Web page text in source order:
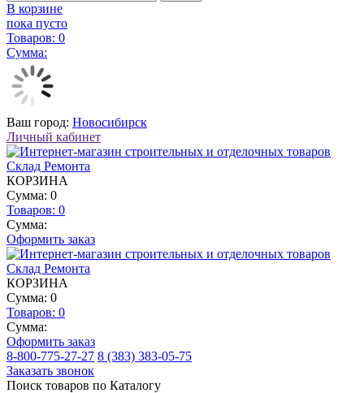
В корзине
пока пусто
Товаров: 0
Сумма:
Ваш город: Новосибирск
Личный кабинет
КОРЗИНА
Сумма: 0
Товаров: 0
Сумма:
Оформить заказ
КОРЗИНА
Сумма: 0
Товаров: 0
Сумма:
Оформить заказ
8-800-775-27-27 8 (383) 383-05-75
Заказать звонок
Поиск товаров по Каталогу